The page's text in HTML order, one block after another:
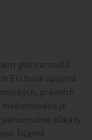
glatiramoidů
EU bude spojena
právních
je
důkazy
(včetně